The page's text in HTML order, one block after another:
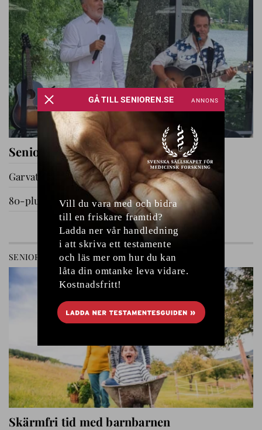
Seniorernas dag i Katrineholm
Garvat i Ryssby
80-plussare på utflykt
GÅ TILL AVDELNING
SENIOREN RELATIONER
Skärmfri tid med barnbarnen